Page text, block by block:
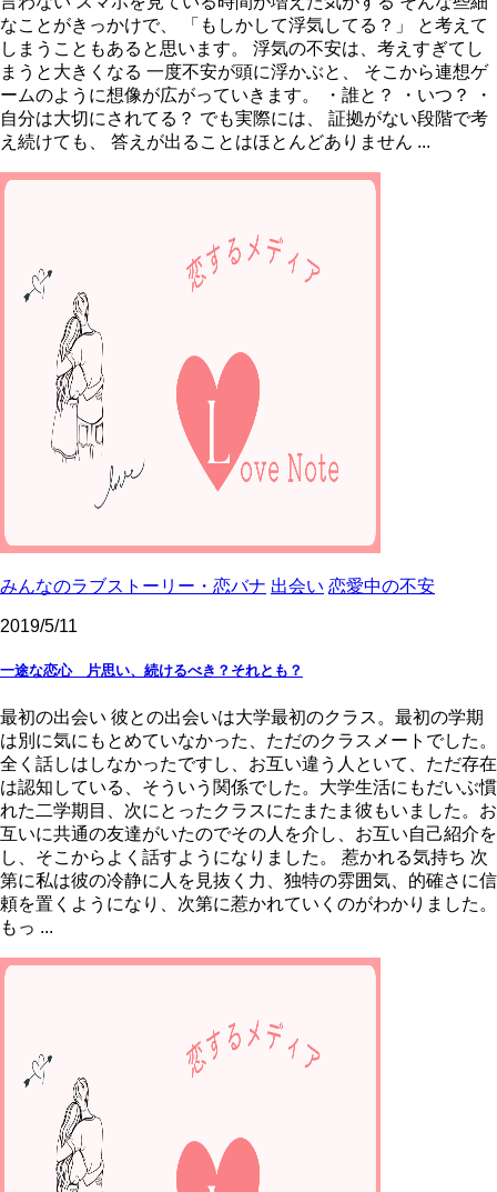
なことがきっかけで、 「もしかして浮気してる？」 と考えて
しまうこともあると思います。 浮気の不安は、考えすぎてし
まうと大きくなる 一度不安が頭に浮かぶと、 そこから連想ゲ
ームのように想像が広がっていきます。 ・誰と？ ・いつ？ ・
自分は大切にされてる？ でも実際には、 証拠がない段階で考
え続けても、 答えが出ることはほとんどありません ...
みんなのラブストーリー・恋バナ 出会い 恋愛中の不安
2019/5/11
一途な恋心 片思い、続けるべき？それとも？
最初の出会い 彼との出会いは大学最初のクラス。最初の学期
は別に気にもとめていなかった、ただのクラスメートでした。
全く話しはしなかったですし、お互い違う人といて、ただ存在
は認知している、そういう関係でした。大学生活にもだいぶ慣
れた二学期目、次にとったクラスにたまたま彼もいました。お
互いに共通の友達がいたのでその人を介し、お互い自己紹介を
し、そこからよく話すようになりました。 惹かれる気持ち 次
第に私は彼の冷静に人を見抜く力、独特の雰囲気、的確さに信
頼を置くようになり、次第に惹かれていくのがわかりました。
もっ ...